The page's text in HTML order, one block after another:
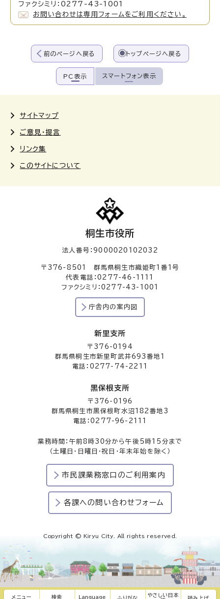
ファクシミリ：0277-43-1001
お問い合わせは専用フォームをご利用ください。
前のページへ戻る トップページへ戻る
PC表示 スマートフォン表示
メニュー 検索 Language ふりがな
やさしい日本
読み上げ
サイトマップ
ご意見・提言
リンク集
このサイトについて
桐生市役所
法人番号：9000020102032
〒376-8501 群馬県桐生市織姫町1番1号
代表電話：0277-46-1111
ファクシミリ：0277-43-1001
庁舎内の案内図
新里支所
〒376-0194
群馬県桐生市新里町武井693番地1
電話：0277-74-2211
黒保根支所
〒376-0196
群馬県桐生市黒保根町水沼182番地3
電話：0277-96-2111
業務時間：午前8時30分から午後5時15分まで
（土曜日・日曜日・祝日・年末年始を除く）
市民課業務窓口のご利用案内
各課への問い合わせフォーム
Copyright © Kiryu City. All rights reserved.